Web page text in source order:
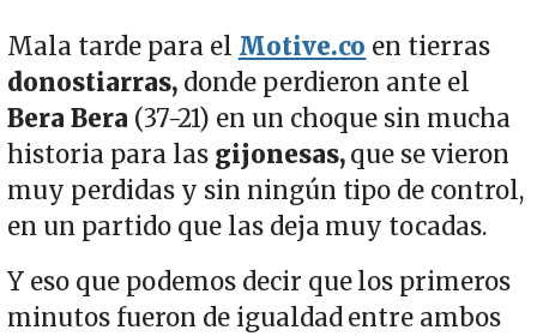
Mala tarde para el Motive.co en tierras
donostiarras,donde perdieron ante el
Bera Bera (37-21) en un choque sin mucha
historia para las gijonesas,que se vieron
muy perdidas y sin ningún tipo de control,
en un partido que las deja muy tocadas.
Y eso que podemos decir que los primeros
minutos fueron de igualdad entre ambos